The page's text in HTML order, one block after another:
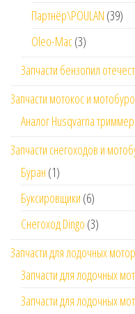
Партнёр\POULAN (39)
Oleo-Mac(3)
Запчасти бензопил
Запчасти мотокос и
Аналог Husqvarna
Запчасти снегоходов и
Буран (1)
Буксировщики (6)
Снегоход Dingo (3)
Запчасти для лодочных
Запчасти для лодочных
Запчасти для лодочных